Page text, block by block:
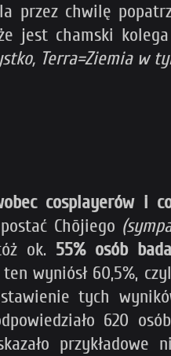
przez chwilę
jest chamski
Terra=Ziemia w
cosplayerów i
Chōjiego
ok. 55% osób
wyniósł 60,5%,
tych
620
przykładowe